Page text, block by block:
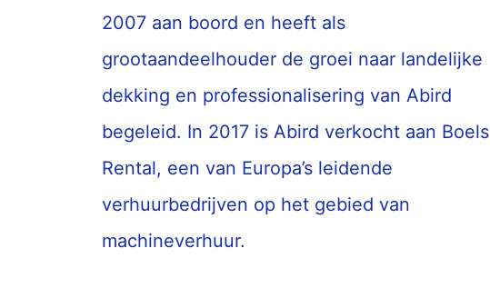
2007 aan boord en heeft als
grootaandeelhouder de groei naar landelijke
dekking en professionalisering van Abird
begeleid. In 2017 is Abird verkocht aan Boels
Rental, een van Europa’s leidende
verhuurbedrijven op het gebied van
machineverhuur.